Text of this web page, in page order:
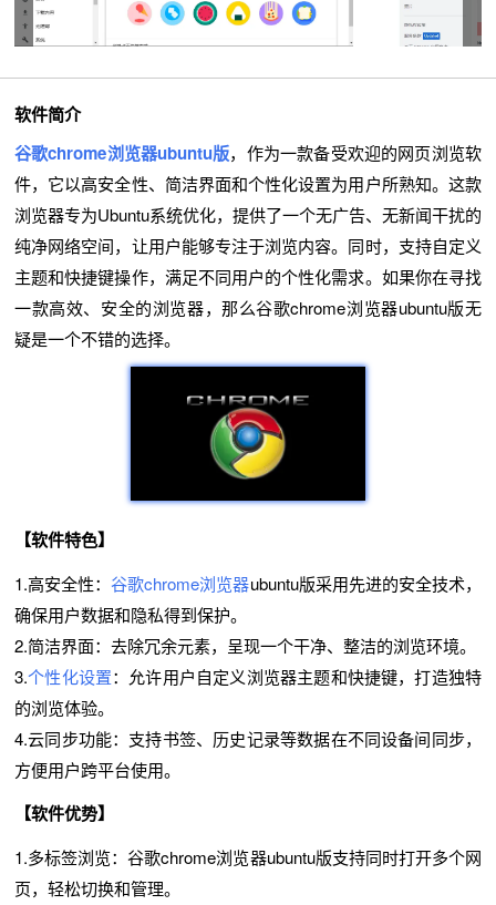
软件简介
谷歌chrome浏览器ubuntu版，作为一款备受欢迎的网页浏览软
件，它以高安全性、简洁界面和个性化设置为用户所熟知。这款
浏览器专为Ubuntu系统优化，提供了一个无广告、无新闻干扰的
纯净网络空间，让用户能够专注于浏览内容。同时，支持自定义
主题和快捷键操作，满足不同用户的个性化需求。如果你在寻找
一款高效、安全的浏览器，那么谷歌chrome浏览器ubuntu版无
疑是一个不错的选择。
【软件特色】
1.高安全性：谷歌chrome浏览器ubuntu版采用先进的安全技术，
确保用户数据和隐私得到保护。
2.简洁界面：去除冗余元素，呈现一个干净、整洁的浏览环境。
3.个性化设置：允许用户自定义浏览器主题和快捷键，打造独特
的浏览体验。
4.云同步功能：支持书签、历史记录等数据在不同设备间同步，
方便用户跨平台使用。
【软件优势】
1.多标签浏览：谷歌chrome浏览器ubuntu版支持同时打开多个网
页，轻松切换和管理。